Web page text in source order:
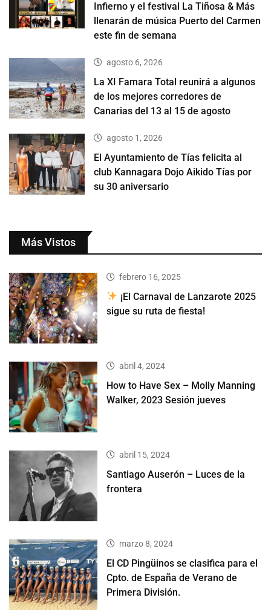
Infierno y el festival La Tiñosa & Más
llenarán de música Puerto del Carmen
este fin de semana
agosto 6, 2026
La XI Famara Total reunirá a algunos
de los mejores corredores de
Canarias del 13 al 15 de agosto
agosto 1, 2026
El Ayuntamiento de Tías felicita al
club Kannagara Dojo Aikido Tías por
su 30 aniversario
Más Vistos
febrero 16, 2025
¡El Carnaval de Lanzarote 2025
sigue su ruta de fiesta!
abril 4, 2024
How to Have Sex – Molly Manning
Walker, 2023 Sesión jueves
abril 15, 2024
Santiago Auserón – Luces de la
frontera
marzo 8, 2024
El CD Pingüinos se clasifica para el
Cpto. de España de Verano de
Primera División.